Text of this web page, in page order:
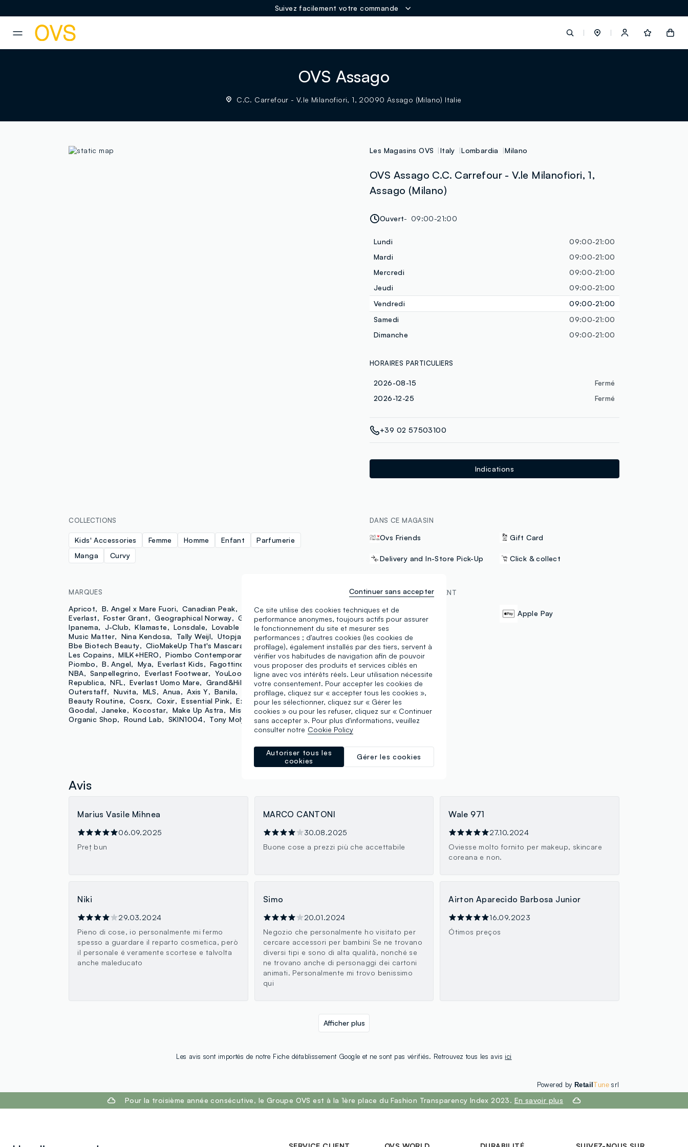
Suivez facilement votre commande
OVS Assago
C.C. Carrefour - V.le Milanofiori, 1, 20090 Assago (Milano) Italie
Les Magasins OVS Italy Lombardia Milano
OVS Assago C.C. Carrefour - V.le Milanofiori, 1,
Assago (Milano)
Ouvert 09:00-21:00
Lundi
09:00-21:00
Mardi
09:00-21:00
Mercredi
09:00-21:00
Jeudi
09:00-21:00
Vendredi
09:00-21:00
Samedi
09:00-21:00
Dimanche
09:00-21:00
HORAIRES PARTICULIERS
2026-08-15
Fermé
2026-12-25
Fermé
+39 02 57503100
Indications
COLLECTIONS
Kids' Accessories Femme Homme Enfant
Parfumerie
Manga
Curvy
MARQUES
Apricot B. Angel x Mare Fuori Canadian Peak Coccinella
E-tees
Everlast
Foster Grant Geographical Norway Girls
Hybrid
Ipanema
J-Club Klamaste Lonsdale Lovable
Love Therapy
Music Matter
Nina Kendosa Tally Weijl
Utopja
Bbe Biotech Beauty
ClioMakeUp That's Mascara
Banana Beauty
Les Copains
MILK+HERO Piombo Contemporary
Piombo Tech
Piombo
B. Angel Mya Everlast Kids Fagottino Coralife
NHL
NBA
Sanpellegrino Everlast Footwear YouLook
Polinelli
Republica
NFL Everlast Uomo Mare Grand&Hills
Maui
Outerstaff
Nuvita MLS Anua Axis Y Banila
Beauty of Joseon
Beauty Routine
Cosrx Coxir Essential Pink Extratto
Frank Body
Goodal
Janeke Kocostar Make Up Astra Missha
Mixsoon
Organic Shop
Round Lab SKIN1004 Tony Moly
DANS CE MAGASIN
Ovs Friends Gift Card
Delivery and In-Store Pick-Up Click & collect
MÉTHODES DE PAYEMENT
Samsung Pay Apple Pay
Avis
Marius Vasile Mihnea
06.09.2025
Preț bun
MARCO CANTONI
30.08.2025
Buone cose a prezzi più che accettabile
Wale 971
27.10.2024
Oviesse molto fornito per makeup, skincare
coreana e non.
Niki
29.03.2024
Pieno di cose, io personalmente mi fermo
spesso a guardare il reparto cosmetica, però
il personale é veramente scortese e talvolta
anche maleducato
Simo
20.01.2024
Negozio che personalmente ho visitato per
cercare accessori per bambini Se ne trovano
diversi tipi e sono di alta qualità, nonché se
ne trovano anche di personaggi dei cartoni
animati. Personalmente mi trovo benissimo
qui
Airton Aparecido Barbosa Junior
16.09.2023
Ótimos preços
Les avis sont importés de notre Fiche détablissement Google et ne sont pas vérifiés. Retrouvez tous les avis ici
Afficher plus
Powered by RetailTunesrl
Pour la troisième année consécutive, le Groupe OVS est à la 1ère place du Fashion Transparency Index 2023. En savoir plus
Ce site utilise des cookies techniques et de
performance anonymes, toujours actifs pour assurer
le fonctionnement du site et mesurer ses
performances ; d'autres cookies (les cookies de
profilage), également installés par des tiers, servent à
vérifier vos habitudes de navigation afin de pouvoir
vous proposer des produits et services ciblés en
ligne avec vos intérêts réels. Leur utilisation nécessite
votre consentement. Pour accepter les cookies de
profilage, cliquez sur « accepter tous les cookies »,
pour les sélectionner, cliquez sur « Gérer les
cookies » ou pour les refuser, cliquez sur « Continuer
sans accepter ». Pour plus d'informations, veuillez
consulter notre Cookie Policy
Gérer les cookies
Autoriser tous les
cookies
Continuer sans accepter